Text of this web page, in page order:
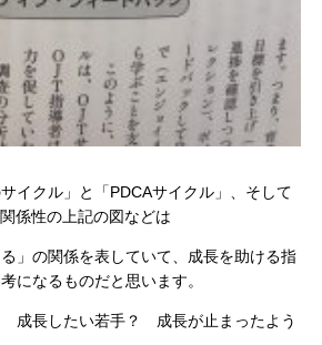
イクル」と「PDCAサイクル」、そして
係性の上記の図などは
」の関係を表していて、成長を助ける指
になるものだと思います。
成長したい若手？ 成長が止まったよう